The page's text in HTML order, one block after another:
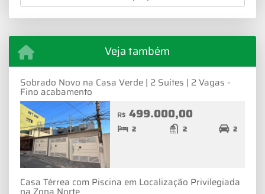
Veja também
Sobrado Novo na Casa Verde | 2 Suítes | 2 Vagas -
Fino acabamento
R$ 499.000,00
2 2 2
Casa Térrea com Piscina em Localização Privilegiada